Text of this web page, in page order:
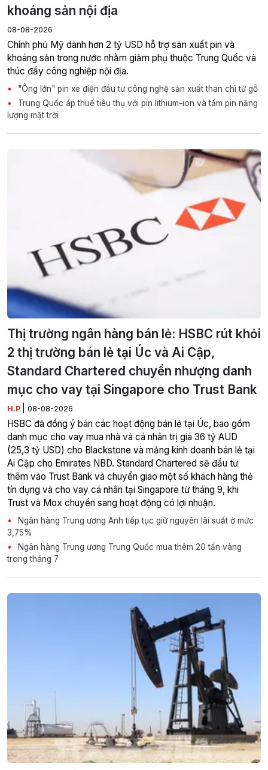
khoáng sản nội địa
08-08-2026
Chính phủ Mỹ dành hơn 2 tỷ USD hỗ trợ sản xuất pin và
khoáng sản trong nước nhằm giảm phụ thuộc Trung Quốc và
thúc đẩy công nghiệp nội địa.
"Ông lớn" pin xe điện đầu tư công nghệ sản xuất than chì từ gỗ
Trung Quốc áp thuế tiêu thụ với pin lithium-ion và tấm pin năng
lượng mặt trời
Thị trường ngân hàng bán lẻ: HSBC rút khỏi
2 thị trường bán lẻ tại Úc và Ai Cập,
Standard Chartered chuyển nhượng danh
mục cho vay tại Singapore cho Trust Bank
H.P 08-08-2026
HSBC đã đồng ý bán các hoạt động bán lẻ tại Úc, bao gồm
danh mục cho vay mua nhà và cá nhân trị giá 36 tỷ AUD
(25,3 tỷ USD) cho Blackstone và mảng kinh doanh bán lẻ tại
Ai Cập cho Emirates NBD. Standard Chartered sẽ đầu tư
thêm vào Trust Bank và chuyển giao một số khách hàng thẻ
tín dụng và cho vay cá nhân tại Singapore từ tháng 9, khi
Trust và Mox chuyển sang hoạt động có lợi nhuận.
Ngân hàng Trung ương Anh tiếp tục giữ nguyên lãi suất ở mức
3,75%
Ngân hàng Trung ương Trung Quốc mua thêm 20 tấn vàng
trong tháng 7